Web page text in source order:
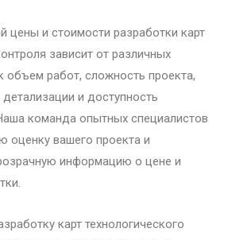
цены и стоимости разработки карт
зависит от различных
объем работ, сложность проекта,
и доступность
команда опытных специалистов
оценку вашего проекта и
информацию о цене и
карт технологического